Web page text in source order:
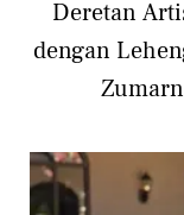
Deretan
dengan